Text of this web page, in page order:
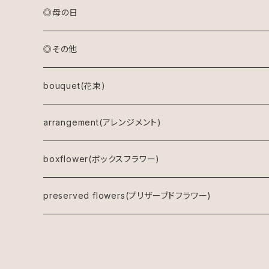
◎母の日
アレンジメント(生花)
アレンジメント(プリザーブドフラワー)
ドライフラワーリース
キャンバスフラワー
鉢物
◎その他
bouquet(花束)
arrangement(アレンジメント)
boxflower(ボックスフラワー)
preserved flowers(プリザーブドフラワー)